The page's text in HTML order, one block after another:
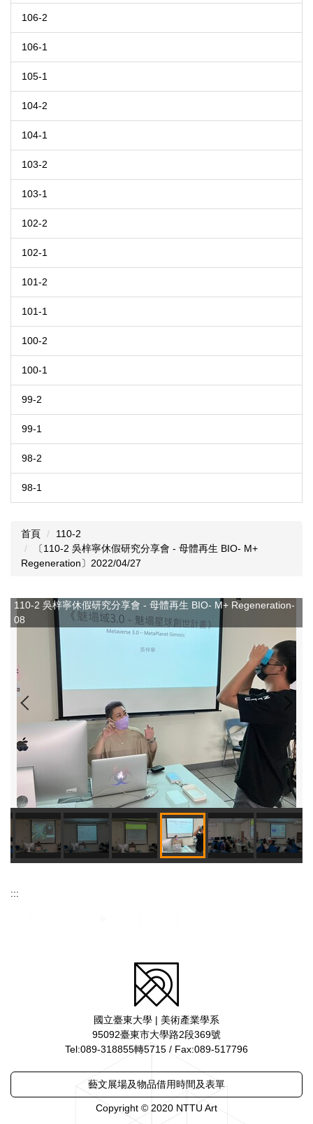
106-2
106-1
105-1
104-2
104-1
103-2
103-1
102-2
102-1
101-2
101-1
100-2
100-1
99-2
99-1
98-2
98-1
首頁
110-2
〔110-2 吳梓寧休假研究分享會 - 母體再生 BIO- M+
Regeneration〕2022/04/27
110-2 吳梓寧休假研究分享會 - 母體再生 BIO- M+ Regeneration-
08
:::
國立臺東大學 | 美術產業學系
95092臺東市大學路2段369號
Tel:089-318855轉5715 / Fax:089-517796
藝文展場及物品借用時間及表單
Copyright © 2020 NTTU Art